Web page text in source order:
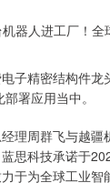
子精密结构件
署应用当中。
理周群飞与越
思科技承诺于
于为全球工业智